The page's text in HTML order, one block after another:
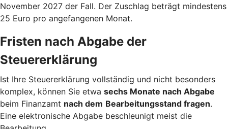
November 2027 der Fall. Der Zuschlag beträgt mindestens
25 Euro pro angefangenen Monat.
Fristen nach Abgabe der
Steuererklärung
Ist Ihre Steuererklärung vollständig und nicht besonders
komplex, können Sie etwa sechs Monate nach Abgabe
beim Finanzamt nach dem Bearbeitungsstand fragen.
Eine elektronische Abgabe beschleunigt meist die